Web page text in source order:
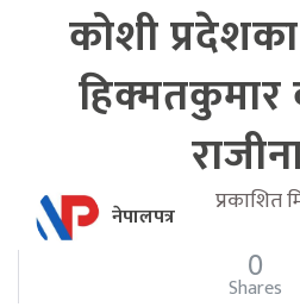
कोशी
हिक्मतकुमार
नेपालपत्र
प्रकाशित
0
Shares